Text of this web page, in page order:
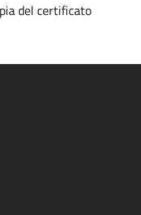
del certificato